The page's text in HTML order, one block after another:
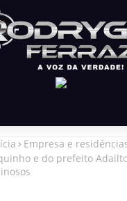
Empresa e
e do prefeito